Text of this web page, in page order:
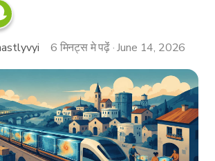
6 मिनट्स मे पढ़ेंं · June 14, 2026